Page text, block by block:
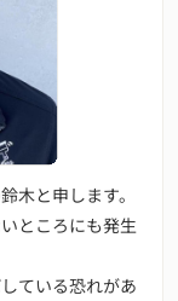
木と申します。
ところにも発生
ている恐れがあ